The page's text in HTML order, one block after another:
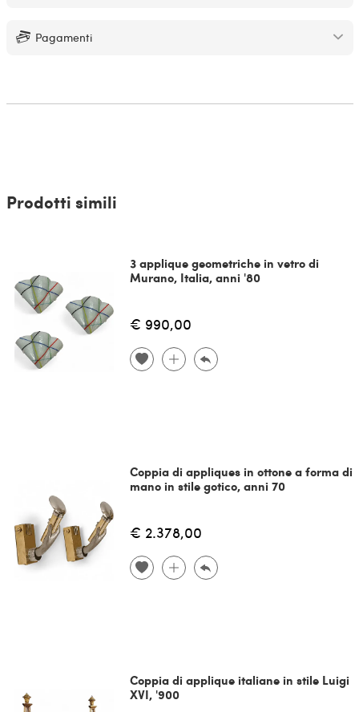
Pagamenti
Prodotti simili
3 applique geometriche in vetro di
Murano, Italia, anni '80
€ 990,00
Coppia di appliques in ottone a forma di
mano in stile gotico, anni 70
€ 2.378,00
Coppia di applique italiane in stile Luigi
XVI, '900